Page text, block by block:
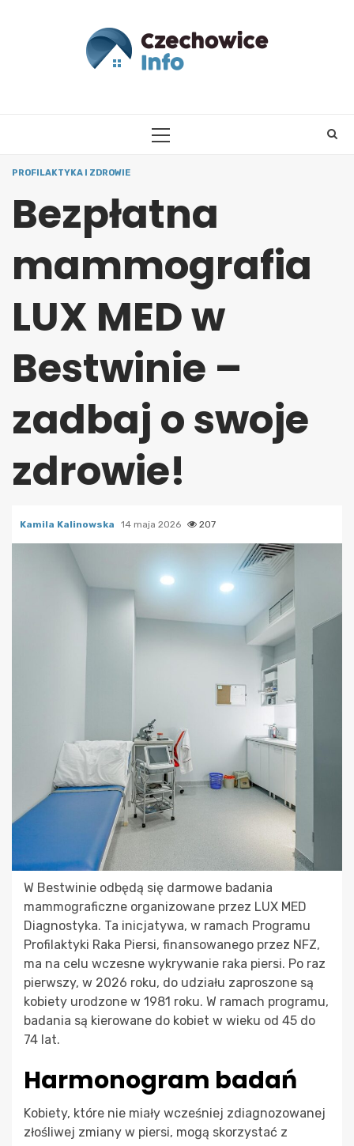
PRIMARY
PROFILAKTYKA I ZDROWIE
Bezpłatna
mammografia
LUX MED w
Bestwinie –
zadbaj o swoje
zdrowie!
Kamila Kalinowska 14 maja 2026 207
W Bestwinie odbędą się darmowe badania
mammograficzne organizowane przez LUX MED
Diagnostyka. Ta inicjatywa, w ramach Programu
Profilaktyki Raka Piersi, finansowanego przez NFZ,
ma na celu wczesne wykrywanie raka piersi. Po raz
pierwszy, w 2026 roku, do udziału zaproszone są
kobiety urodzone w 1981 roku. W ramach programu,
badania są kierowane do kobiet w wieku od 45 do
74 lat.
Harmonogram badań
Kobiety, które nie miały wcześniej zdiagnozowanej
złośliwej zmiany w piersi, mogą skorzystać z